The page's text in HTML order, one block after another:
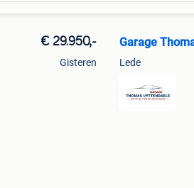
€ 29.950,-
Gisteren Lede